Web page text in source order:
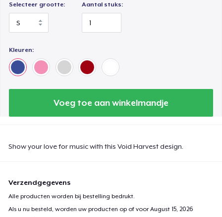
Selecteer grootte: Aantal stuks:
Kleuren:
Voeg toe aan winkelmandje
Show your love for music with this Void Harvest design.
Verzendgegevens
Alle producten worden bij bestelling bedrukt.
Als u nu besteld, worden uw producten op of voorAugust 15, 2026